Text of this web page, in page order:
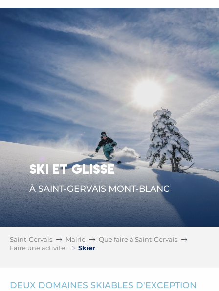
SKI ET GLISSE
À SAINT-GERVAIS MONT-BLANC
Saint-Gervais Mairie
Que faire à Saint-Gervais
Faire une activité
Skier
DEUX DOMAINES SKIABLES D'EXCEPTION